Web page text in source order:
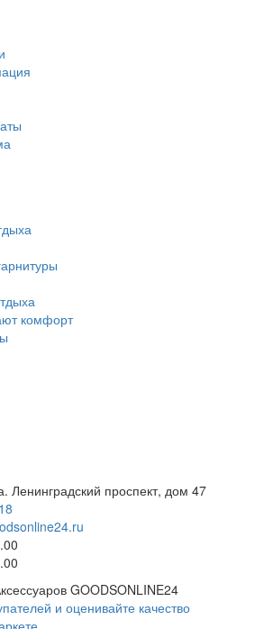
комфорт
Ленинградский проспект, дом 47
GOODSONLINE24